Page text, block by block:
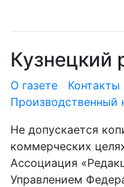
Кузнецкий
О газете
Производственный
Не допускается
коммерческих
Ассоциация
Управлением